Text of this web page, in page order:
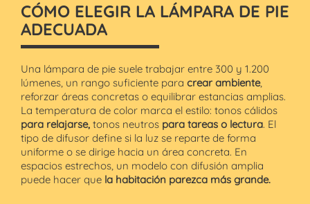
CÓMO ELEGIR LA LÁMPARA DE PIE
ADECUADA
Una lámpara de pie suele trabajar entre 300 y 1.200
lúmenes, un rango suficiente para crear ambiente,
reforzar áreas concretas o equilibrar estancias amplias.
La temperatura de color marca el estilo: tonos cálidos
para relajarse, tonos neutros para tareas o lectura. El
tipo de difusor define si la luz se reparte de forma
uniforme o se dirige hacia un área concreta. En
espacios estrechos, un modelo con difusión amplia
puede hacer que la habitación parezca más grande.